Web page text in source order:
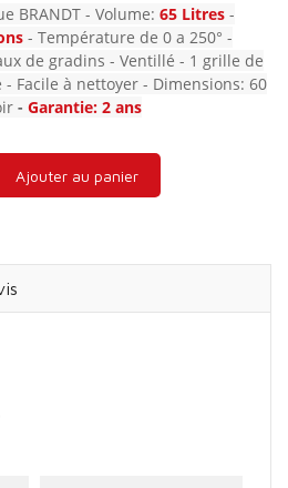
BRANDT - Volume: 65 Litres -
- Température de 0 a 250° -
de gradins - Ventillé - 1 grille de
Facile à nettoyer - Dimensions: 60
- Garantie: 2 ans
Ajouter au panier